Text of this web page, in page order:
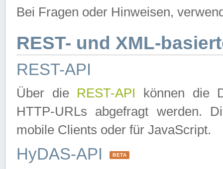
Bei Fragen oder Hinweisen,
REST- und XML-
REST-API
Über die REST-API können die
HTTP-URLs abgefragt werden.
mobile Clients oder für JavaScript.
HyDAS-API BETA